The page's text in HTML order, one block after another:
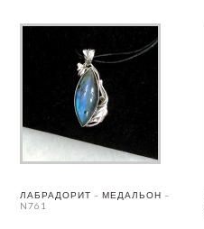
ЛАБРАДОРИТ – МЕДАЛЬОН –
N761